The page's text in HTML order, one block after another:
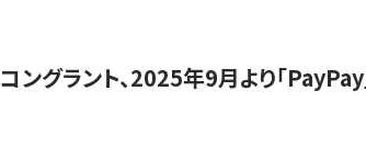
コングラント、2025年9月より「